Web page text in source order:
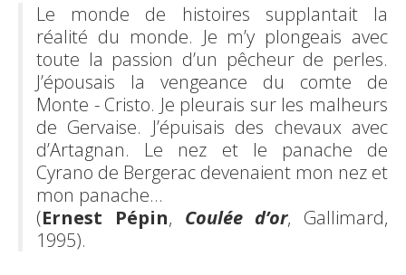
Le monde de histoires supplantait la
réalité du monde. Je m’y plongeais avec
toute la passion d’un pêcheur de perles.
J’épousais la vengeance du comte de
Monte - Cristo. Je pleurais sur les malheurs
de Gervaise. J’épuisais des chevaux avec
d’Artagnan. Le nez et le panache de
Cyrano de Bergerac devenaient mon nez et
mon panache…
(Ernest Pépin, Coulée d’or, Gallimard,
1995).